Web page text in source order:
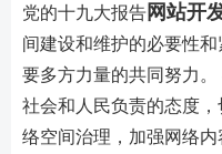
党的十九大报告网站开
间建设和维护的必要性
要多方力量的共同努力
社会和人民负责的态度
络空间治理，加强网络